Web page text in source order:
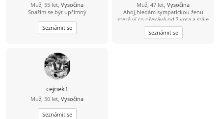
Muž, 55 let, Vysočina
Snažím se být upřímný
Seznámit se
Muž, 47 let, Vysočina
Ahoj,hledám sympatickou ženu
která ví co očekává od života a stále
ještě hledá toho prvého pro
společnou cestu.Jsem optimista a
věřím že někde jsi...
Seznámit se
cejnek1
Muž, 50 let, Vysočina
Seznámit se